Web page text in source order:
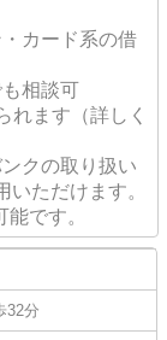
カード系の借
相談可
れます（詳しく
クの取り扱い
ただけます。
です。
32分